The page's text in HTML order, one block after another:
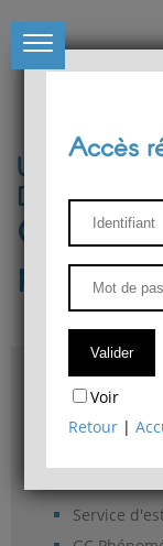
Université
Centre
Accès &
Service
Accès
Voir
Retour |